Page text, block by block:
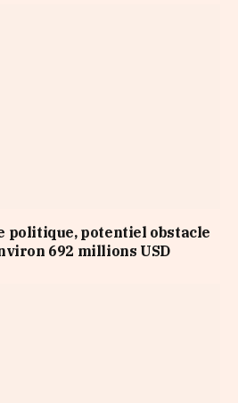
politique, potentiel obstacle
692 millions USD